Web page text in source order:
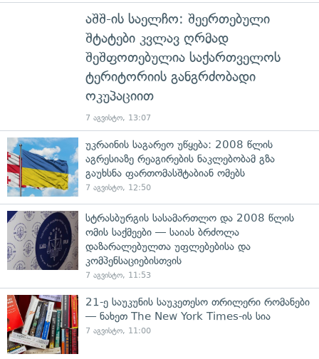
აშშ-ის საელჩო: შეერთებული
შტატები კვლავ ღრმად
შეშფოთებულია საქართველოს
ტერიტორიის განგრძობადი
ოკუპაციით
7 აგვისტო, 13:07
უკრაინის საგარეო უწყება: 2008 წლის
აგრესიაზე რეაგირების ნაკლებობამ გზა
გაუხსნა ფართომასშტაბიან ომებს
7 აგვისტო, 12:50
სტრასბურგის სასამართლო და 2008 წლის
ომის საქმეები — საიას ბრძოლა
დაზარალებულთა უფლებებისა და
კომპენსაციებისთვის
7 აგვისტო, 11:53
21-ე საუკუნის საუკეთესო თრილერი რომანები
— ნახეთ The New York Times-ის სია
7 აგვისტო, 11:00